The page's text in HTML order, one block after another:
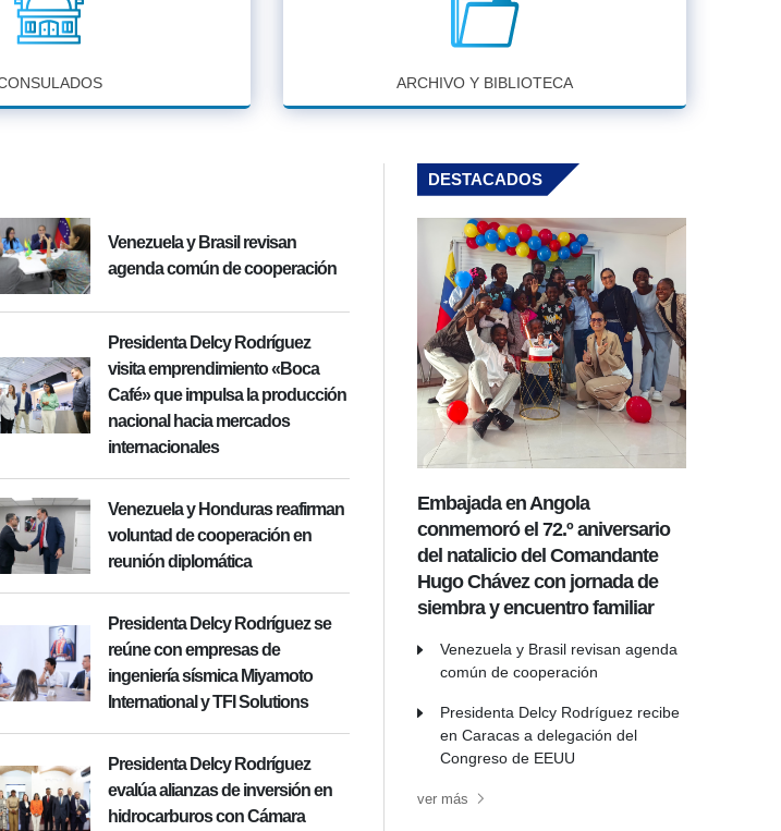
ARCHIVO Y BIBLIOTECA
Venezuela y Brasil revisan
agenda común de cooperación
Presidenta Delcy Rodríguez
visita emprendimiento «Boca
Café» que impulsa la producción
nacional hacia mercados
internacionales
Venezuela y Honduras reafirman
voluntad de cooperación en
reunión diplomática
Presidenta Delcy Rodríguez se
reúne con empresas de
ingeniería sísmica Miyamoto
International y TFI Solutions
Presidenta Delcy Rodríguez
evalúa alianzas de inversión en
hidrocarburos con Cámara
DESTACADOS
Embajada en Angola
conmemoró el 72.º aniversario
del natalicio del Comandante
Hugo Chávez con jornada de
siembra y encuentro familiar
Venezuela y Brasil revisan agenda
común de cooperación
Presidenta Delcy Rodríguez recibe
en Caracas a delegación del
Congreso de EEUU
ver más